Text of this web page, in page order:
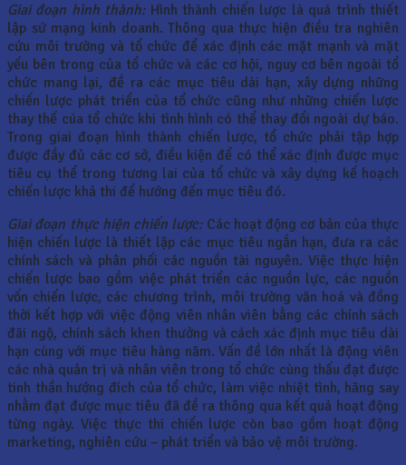
Giai đoạn hình thành:Hình thành chiến lược là quá trình thiết
lập sứ mạng kinh doanh. Thông qua thực hiện điều tra nghiên
cứu môi trường và tổ chức để xác định các mặt mạnh và mặt
yếu bên trong của tổ chức và các cơ hội, nguy cơ bên ngoài tổ
chức mang lại, đề ra các mục tiêu dài hạn, xây dựng những
chiến lược phát triển của tổ chức cũng như những chiến lược
thay thế cúa tổ chức khi tình hình có thể thay đổi ngoài dự báo.
Trong giai đoạn hình thành chiến lược, tổ chức phải tập hợp
được đầy đủ các cơ sở, điều kiện để có thể xác định được mục
tiêu cụ thể trong tương lai của tổ chức và xây dựng kế hoạch
chiến lược khả thi để hướng đến mục tiêu đó.
Giai đoạn thực hiện chiến lược:Các hoạt động cơ bản của thực
hiện chiến lược là thiết lập các mục tiêu ngắn hạn, đưa ra các
chính sách và phân phối các nguồn tài nguyên. Việc thực hiện
chiến lược bao gồm việc phát triển các nguồn lực, các nguồn
vốn chiến lược, các chương trình, môi trường văn hoá và đồng
thời kết hợp với việc động viên nhân viên bằng các chính sách
đãi ngộ, chính sách khen thưởng và cách xác định mục tiêu dài
hạn cùng với mục tiêu hàng năm. Vấn đề lớn nhất là động viên
các nhà quản trị và nhân viên trong tổ chức cùng thấu đạt được
tinh thần hướng đích của tổ chức, làm việc nhiệt tình, hăng say
nhằm đạt được mục tiêu đã đề ra thông qua kết quả hoạt động
từng ngày. Việc thực thi chiến lược còn bao gồm hoạt động
marketing, nghiên cứu – phát triển và bảo vệ môi trường.